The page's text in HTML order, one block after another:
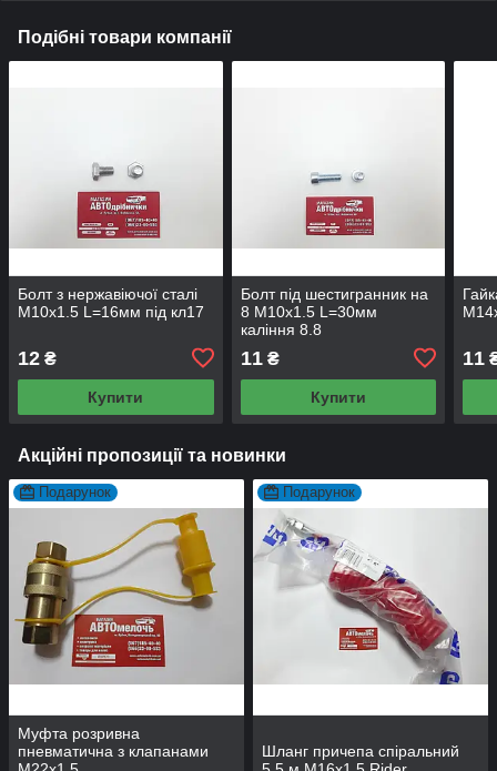
Подібні товари компанії
Болт з нержавіючої сталі
М10х1.5 L=16мм під кл17
12 ₴
Купити
Болт під шестигранник на
8 М10х1.5 L=30мм
каління 8.8
11₴
Купити
11
Акційні пропозиції та новинки
Подарунок
Муфта розривна
пневматична з клапанами
Подарунок
Шланг причепа спіральний